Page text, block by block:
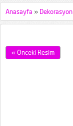
Anasayfa » Dekorasyon
« Önceki Resim